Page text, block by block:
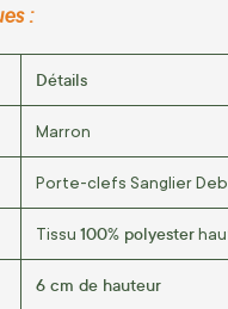
:
Détails
Marron
Porte-clefs Sanglier
Tissu 100% polyester
6 cm de hauteur